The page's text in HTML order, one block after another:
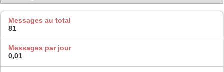
Messages au total
81
Messages par jour
0,01